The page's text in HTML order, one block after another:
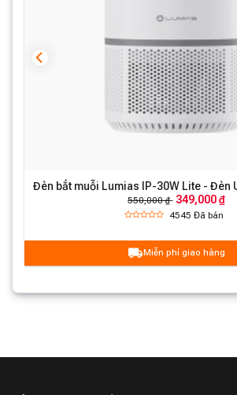
Tần số rung cao mang lại
Bàn chải điện Lumias SET-900 Pro
Đèn bắt muỗi Lumias IP-30W Lite - Đèn
550,000 ₫ 349,000 ₫
4545 Đã bán
Miễn phí giao hàng